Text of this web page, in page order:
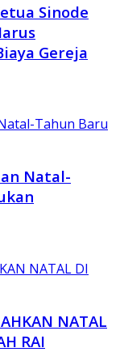
Sinode
Gereja
Natal-
NATAL
RAI